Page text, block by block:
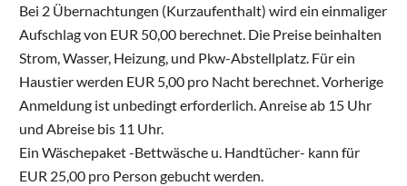
Bei 2 Übernachtungen (Kurzaufenthalt) wird ein einmaliger
Aufschlag von EUR 50,00 berechnet. Die Preise beinhalten
Strom, Wasser, Heizung, und Pkw-Abstellplatz. Für ein
Haustier werden EUR 5,00 pro Nacht berechnet. Vorherige
Anmeldung ist unbedingt erforderlich. Anreise ab 15 Uhr
und Abreise bis 11 Uhr.
Ein Wäschepaket -Bettwäsche u. Handtücher- kann für
EUR 25,00 pro Person gebucht werden.